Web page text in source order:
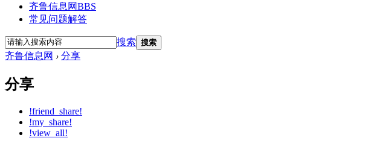
齐鲁信息网BBS
常见问题解答
搜索 搜索
齐鲁信息网 › 分享
分享
!friend_share!
!my_share!
!view_all!